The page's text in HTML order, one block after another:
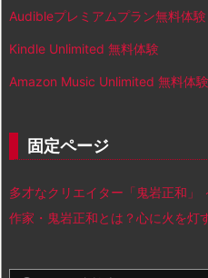
Audibleプレミアムプラン無料体験
Kindle Unlimited 無料体験
Amazon Music Unlimited 無料体験
固定ページ
多才なクリエイター「鬼岩正和」
作家・鬼岩正和とは？心に火を灯